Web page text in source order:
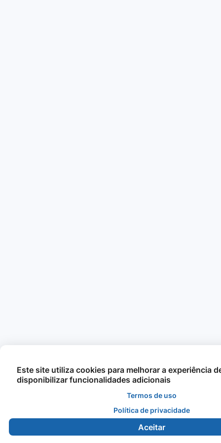
Este site utiliza cookies para melhorar a experiência
disponibilizar funcionalidades adicionais
Termos de uso
Política de privacidade
Aceitar